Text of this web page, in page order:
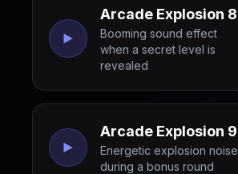
Arcade Explosion 8
Booming sound effect
when a secret level is
revealed
Arcade Explosion 9
Energetic explosion noise
during a bonus round